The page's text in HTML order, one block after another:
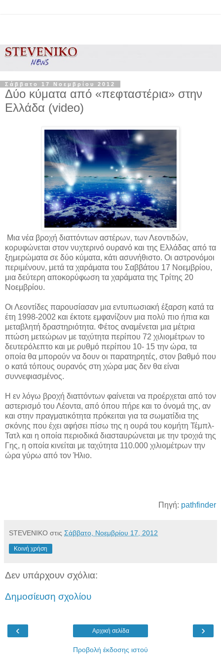
Σάββατο 17 Νοεμβρίου 2012
Δύο κύματα από «πεφταστέρια» στην
Ελλάδα (video)
Μια νέα βροχή διαττόντων αστέρων, των Λεοντιδών,
κορυφώνεται στον νυχτερινό ουρανό και της Ελλάδας από τα
ξημερώματα σε δύο κύματα, κάτι ασυνήθιστο. Οι αστρονόμοι
περιμένουν, μετά τα χαράματα του Σαββάτου 17 Νοεμβρίου,
μια δεύτερη αποκορύφωση τα χαράματα της Τρίτης 20
Νοεμβρίου.
Οι Λεοντίδες παρουσίασαν μια εντυπωσιακή έξαρση κατά τα
έτη 1998-2002 και έκτοτε εμφανίζουν μια πολύ πιο ήπια και
μεταβλητή δραστηριότητα. Φέτος αναμένεται μια μέτρια
πτώση μετεώρων με ταχύτητα περίπου 72 χιλιομέτρων το
δευτερόλεπτο και με ρυθμό περίπου 10- 15 την ώρα, τα
οποία θα μπορούν να δουν οι παρατηρητές, στον βαθμό που
ο κατά τόπους ουρανός στη χώρα μας δεν θα είναι
συννεφιασμένος.
Η εν λόγω βροχή διαττόντων φαίνεται να προέρχεται από τον
αστερισμό του Λέοντα, από όπου πήρε και το όνομά της, αν
και στην πραγματικότητα πρόκειται για τα σωματίδια της
σκόνης που έχει αφήσει πίσω της η ουρά του κομήτη Τέμπλ-
Τατλ και η οποία περιοδικά διασταυρώνεται με την τροχιά της
Γης, η οποία κινείται με ταχύτητα 110.000 χιλιομέτρων την
ώρα γύρω από τον Ήλιο.
Πηγή: pathfinder
STEVENIKO στις Σάββατο, Νοεμβρίου 17, 2012
Κοινή χρήση
Δεν υπάρχουν σχόλια:
Δημοσίευση σχολίου
‹ ›
Αρχική σελίδα
Προβολή έκδοσης ιστού